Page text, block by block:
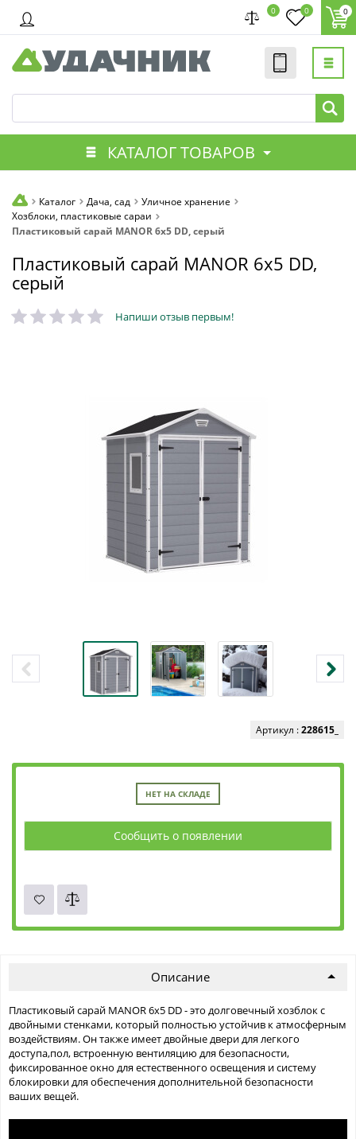
0 0 0
КАТАЛОГ ТОВАРОВ
Каталог Дача, сад
Уличное хранение
Хозблоки, пластиковые сараи
Пластиковый сарай MANOR 6x5 DD, серый
Пластиковый сарай MANOR 6x5 DD,
серый
Напиши отзыв первым!
Артикул :228615_
НЕТ НА СКЛАДЕ
Сообщить о появлении
Описание
Пластиковый сарай MANOR 6x5 DD - это долговечный хозблок с
двойными стенками, который полностью устойчив к атмосферным
воздействиям. Он также имеет двойные двери для легкого
доступа,пол, встроенную вентиляцию для безопасности,
фиксированное окно для естественного освещения и систему
блокировки для обеспечения дополнительной безопасности
ваших вещей.